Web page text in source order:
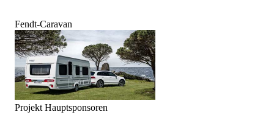
Fendt-Caravan
Projekt Hauptsponsoren